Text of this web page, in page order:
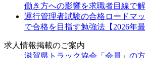
働き方への影響を求職者目線で
運行管理者試験の合格ロードマ
で合格を目指す勉強法【2026年最
求人情報掲載のご案内
滋賀県トラック協会「会員」の方